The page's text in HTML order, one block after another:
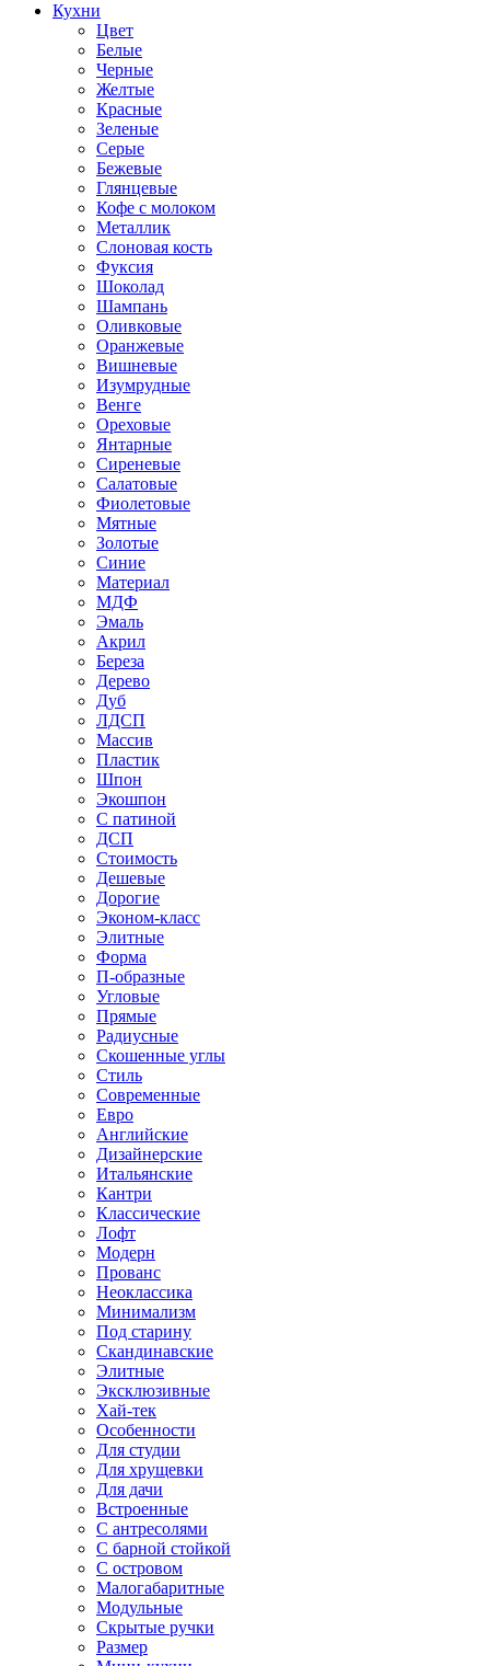
Кухни
Цвет
Белые
Черные
Желтые
Красные
Зеленые
Серые
Бежевые
Глянцевые
Кофе с молоком
Металлик
Слоновая кость
Фуксия
Шоколад
Шампань
Оливковые
Оранжевые
Вишневые
Изумрудные
Венге
Ореховые
Янтарные
Сиреневые
Салатовые
Фиолетовые
Мятные
Золотые
Синие
Материал
МДФ
Эмаль
Акрил
Береза
Дерево
Дуб
ЛДСП
Массив
Пластик
Шпон
Экошпон
С патиной
ДСП
Стоимость
Дешевые
Дорогие
Эконом-класс
Элитные
Форма
П-образные
Угловые
Прямые
Радиусные
Скошенные углы
Стиль
Современные
Евро
Английские
Дизайнерские
Итальянские
Кантри
Классические
Лофт
Модерн
Прованс
Неоклассика
Минимализм
Под старину
Скандинавские
Элитные
Эксклюзивные
Хай-тек
Особенности
Для студии
Для хрущевки
Для дачи
Встроенные
С антресолями
С барной стойкой
С островом
Малогабаритные
Модульные
Скрытые ручки
Размер